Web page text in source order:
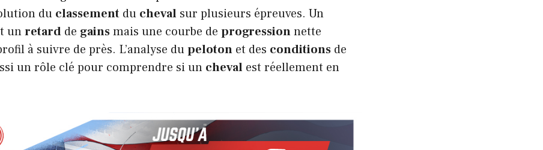
du classement du cheval sur plusieurs épreuves. Un
unretard de gainsmais une courbe de progressionnette
à suivre de près. L’analyse dupeloton et des conditions de
un rôle clé pour comprendre si un cheval est réellement en